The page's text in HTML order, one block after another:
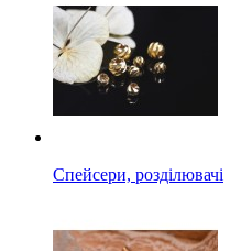
Спейсери, розділювачі